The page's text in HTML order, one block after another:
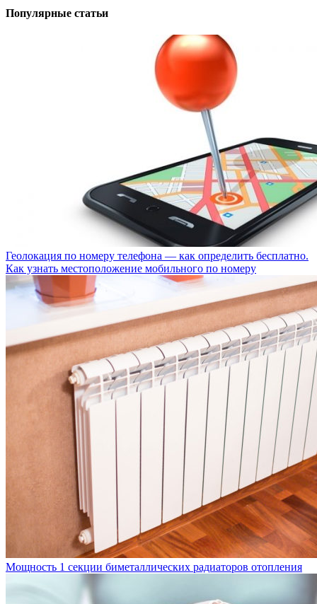
Популярные статьи
Геолокация по номеру телефона — как определить бесплатно.
Как узнать местоположение мобильного по номеру
Мощность 1 секции биметаллических радиаторов отопления